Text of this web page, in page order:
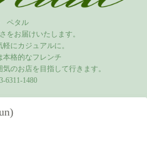
ペタル
をお届けいたします。
にカジュアルに。
本格的なフレンチ
のお店を目指して行きます。
6311-1480